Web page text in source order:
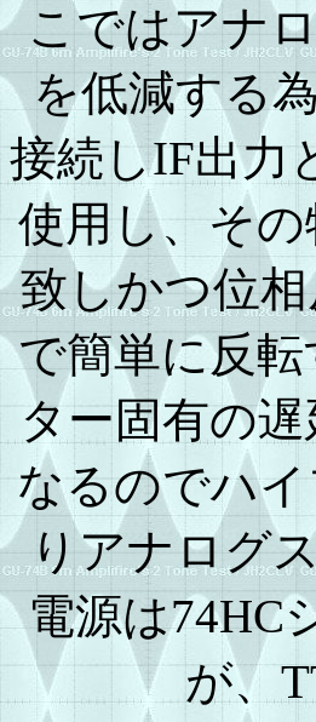
こではアナ
を低減する
接続しIF出力
使用し、そ
致しかつ位
で簡単に反
ター固有の
なるのでハ
りアナログ
電源は74HC
が、